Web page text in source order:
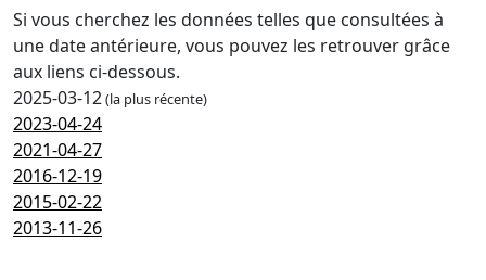
Si vous cherchez les données telles que consultées à
une date antérieure, vous pouvez les retrouver grâce
aux liens ci-dessous.
2025-03-12(la plus récente)
2023-04-24
2021-04-27
2016-12-19
2015-02-22
2013-11-26